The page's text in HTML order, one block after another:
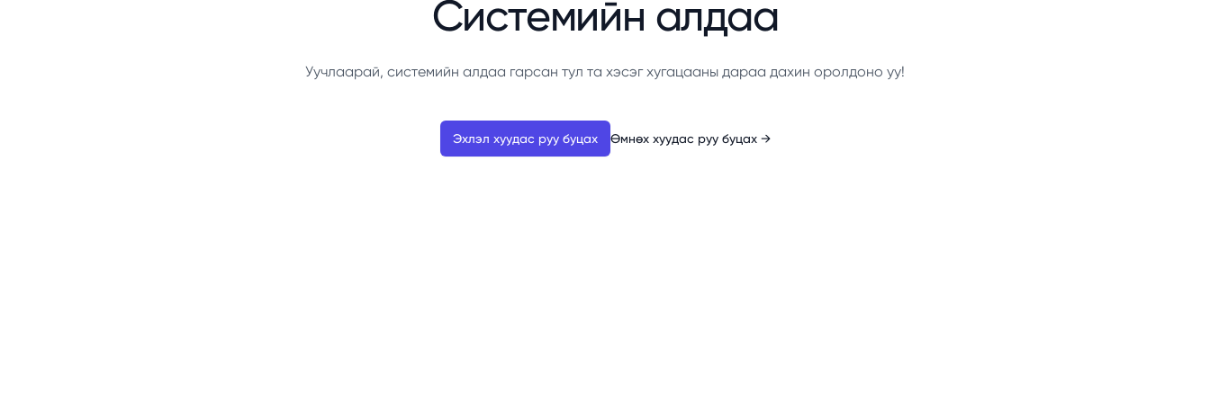
Системийн алдаа
Уучлаарай, системийн алдаа гарсан тул та хэсэг хугацааны дараа дахин оролдоно уу!
Эхлэл хуудас руу буцах Өмнөх хуудас руу буцах →